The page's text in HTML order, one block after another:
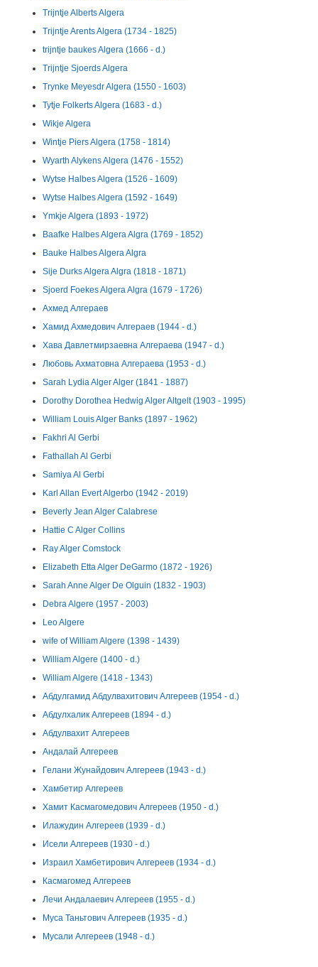
Trijntje Alberts Algera
Trijntje Arents Algera (1734 - 1825)
trijntje baukes Algera (1666 - d.)
Trijntje Sjoerds Algera
Trynke Meyesdr Algera (1550 - 1603)
Tytje Folkerts Algera (1683 - d.)
Wikje Algera
Wintje Piers Algera (1758 - 1814)
Wyarth Alykens Algera (1476 - 1552)
Wytse Halbes Algera (1526 - 1609)
Wytse Halbes Algera (1592 - 1649)
Ymkje Algera (1893 - 1972)
Baafke Halbes Algera Algra (1769 - 1852)
Bauke Halbes Algera Algra
Sije Durks Algera Algra (1818 - 1871)
Sjoerd Foekes Algera Algra (1679 - 1726)
Ахмед Алгераев
Хамид Ахмедович Алгераев (1944 - d.)
Хава Давлетмирзаевна Алгераева (1947 - d.)
Любовь Ахматовна Алгераева (1953 - d.)
Sarah Lydia Alger Alger (1841 - 1887)
Dorothy Dorothea Hedwig Alger Altgelt (1903 - 1995)
William Louis Alger Banks (1897 - 1962)
Fakhri Al Gerbi
Fathallah Al Gerbi
Samiya Al Gerbi
Karl Allan Evert Algerbo (1942 - 2019)
Beverly Jean Alger Calabrese
Hattie C Alger Collins
Ray Alger Comstock
Elizabeth Etta Alger DeGarmo (1872 - 1926)
Sarah Anne Alger De Olguin (1832 - 1903)
Debra Algere (1957 - 2003)
Leo Algere
wife of William Algere (1398 - 1439)
William Algere (1400 - d.)
William Algere (1418 - 1343)
Абдулгамид Абдулвахитович Алгереев (1954 - d.)
Абдулхалик Алгереев (1894 - d.)
Абдулвахит Алгереев
Андалай Алгереев
Гелани Жунайдович Алгереев (1943 - d.)
Хамбетир Алгереев
Хамит Касмагомедович Алгереев (1950 - d.)
Илажудин Алгереев (1939 - d.)
Исели Алгереев (1930 - d.)
Израил Хамбетирович Алгереев (1934 - d.)
Касмагомед Алгереев
Лечи Андалаевич Алгереев (1955 - d.)
Муса Таньтович Алгереев (1935 - d.)
Мусали Алгереев (1948 - d.)